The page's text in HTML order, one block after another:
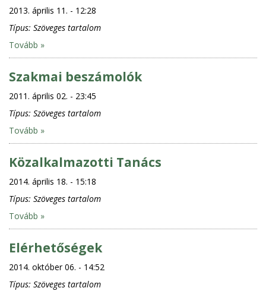
2013. április 11. - 12:28
Típus: Szöveges tartalom
Tovább »
Szakmai beszámolók
2011. április 02. - 23:45
Típus: Szöveges tartalom
Tovább »
Közalkalmazotti Tanács
2014. április 18. - 15:18
Típus: Szöveges tartalom
Tovább »
Elérhetőségek
2014. október 06. - 14:52
Típus: Szöveges tartalom